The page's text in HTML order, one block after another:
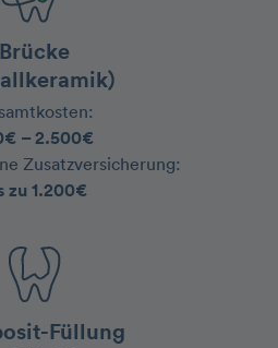
Brücke
– 2.500€
Zusatzversicherung:
zu 1.200€
Füllung